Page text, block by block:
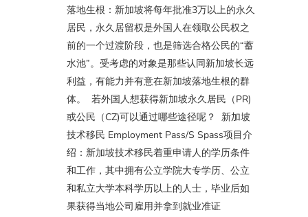
落地生根：新加坡将每年批准3万以上的永久
居民，永久居留权是外国人在领取公民权之
前的一个过渡阶段，也是筛选合格公民的“蓄
水池”。受考虑的对象是那些认同新加坡长远
利益，有能力并有意在新加坡落地生根的群
体。 若外国人想获得新加坡永久居民（PR)
或公民（CZ)可以通过哪些途径呢？ 新加坡
技术移民 Employment Pass/S Spass项目介
绍：新加坡技术移民着重申请人的学历条件
和工作，其中拥有公立学院大专学历、公立
和私立大学本科学历以上的人士，毕业后如
果获得当地公司雇用并拿到就业准证